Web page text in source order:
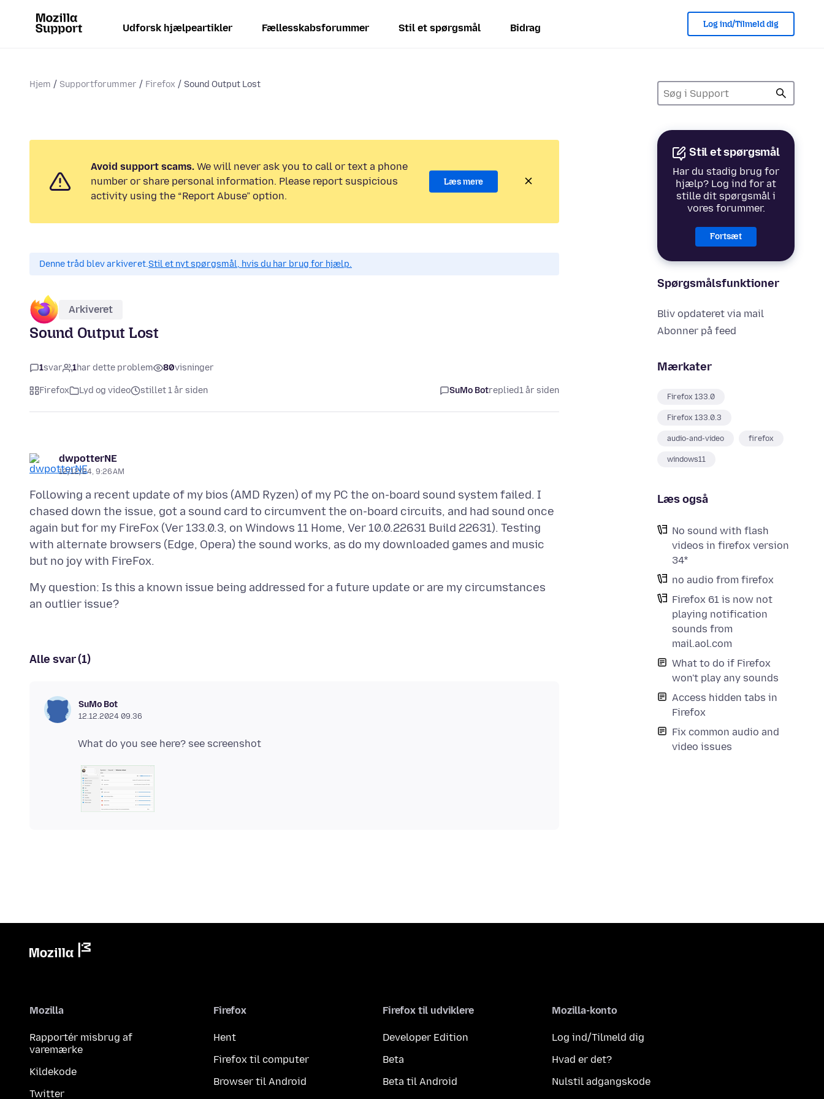
Udforsk hjælpeartikler Fællesskabsforummer Stil et spørgsmål Bidrag Log ind/Tilmeld dig
Hjem Supportforummer Firefox Sound Output Lost
Stil et spørgsmål
Har du stadig brug for
hjælp? Log ind for at
stille dit spørgsmål i
vores forummer.
Fortsæt
Spørgsmålsfunktioner
Bliv opdateret via mail
Abonner på feed
Mærkater
Firefox 133.0
Firefox 133.0.3
audio-and-video firefox
windows11
Læs også
No sound with flash
videos in firefox version
34*
no audio from firefox
Firefox 61 is now not
playing notification
sounds from
mail.aol.com
What to do if Firefox
won't play any sounds
Access hidden tabs in
Firefox
Fix common audio and
video issues
Avoid support scams. We will never ask you to call or text a phone
number or share personal information. Please report suspicious
activity using the “Report Abuse” option.
Læs mere
Denne tråd blev arkiveret.Stil et nyt spørgsmål, hvis du har brug for hjælp.
Arkiveret
Sound Output Lost
1svar 1har dette problem 80visninger
Firefox Lyd og video stillet 1 år siden SuMo Botreplied1 år siden
dwpotterNE
12/12/24, 9:26 AM
Following a recent update of my bios (AMD Ryzen) of my PC the on-board sound system failed. I
chased down the issue, got a sound card to circumvent the on-board circuits, and had sound once
again but for my FireFox (Ver 133.0.3, on Windows 11 Home, Ver 10.0.22631 Build 22631). Testing
with alternate browsers (Edge, Opera) the sound works, as do my downloaded games and music
My question: Is this a known issue being addressed for a future update or are my circumstances
Alle svar (1)
SuMo Bot
12.12.2024 09.36
Mozilla
Rapportér misbrug af
varemærke
Kildekode
Twitter
Firefox
Hent
Firefox til computer
Browser til Android
Firefox til udviklere
Developer Edition
Beta
Beta til Android
Mozilla-konto
Log ind/Tilmeld dig
Hvad er det?
Nulstil adgangskode